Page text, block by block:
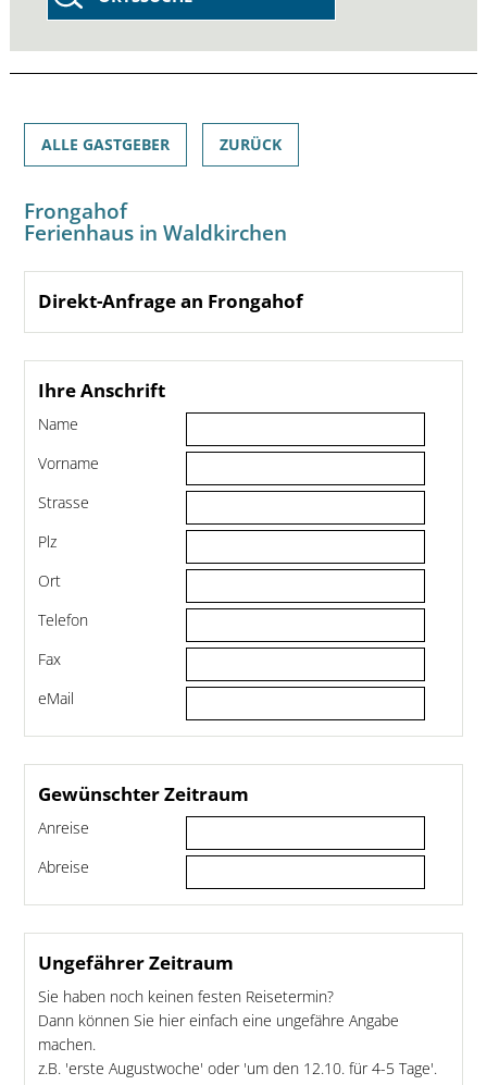
ALLE GASTGEBER ZURÜCK
Frongahof
Ferienhaus in Waldkirchen
Direkt-Anfrage an Frongahof
Ihre Anschrift
Name
Vorname
Strasse
Plz
Ort
Telefon
Fax
eMail
Gewünschter Zeitraum
Anreise
Abreise
Ungefährer Zeitraum
Sie haben noch keinen festen Reisetermin?
Dann können Sie hier einfach eine ungefähre Angabe
machen.
z.B. 'erste Augustwoche' oder 'um den 12.10. für 4-5 Tage'.